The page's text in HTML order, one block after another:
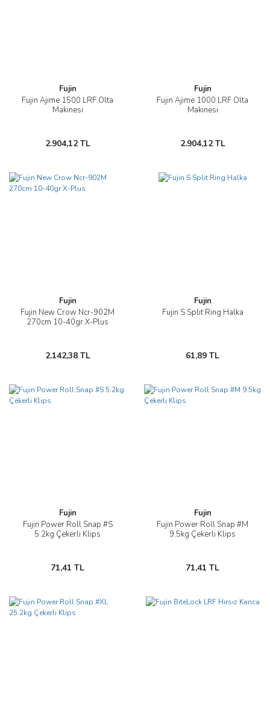
Fujin
Fujin Ajime 1500 LRF Olta
Makinesi
2.904,12 TL
Fujin
Fujin Ajime 1000 LRF Olta
Makinesi
2.904,12 TL
Fujin
Fujin New Crow Ncr-902M
270cm 10-40gr X-Plus
2.142,38 TL
Fujin
Fujin S Split Ring Halka
61,89 TL
Fujin
Fujin Power Roll Snap #S
5.2kg Çekerli Klips
71,41 TL
Fujin
Fujin Power Roll Snap #M
9.5kg Çekerli Klips
71,41 TL